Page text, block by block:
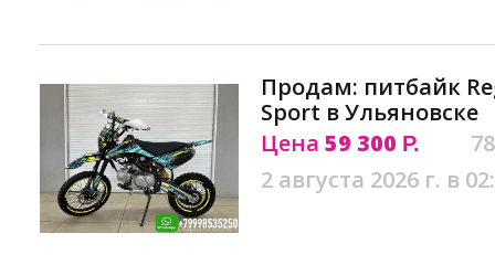
Продам: питбайк
Sport в Ульяновске
Цена 59 300 Р.
2 августа 2026 г. в